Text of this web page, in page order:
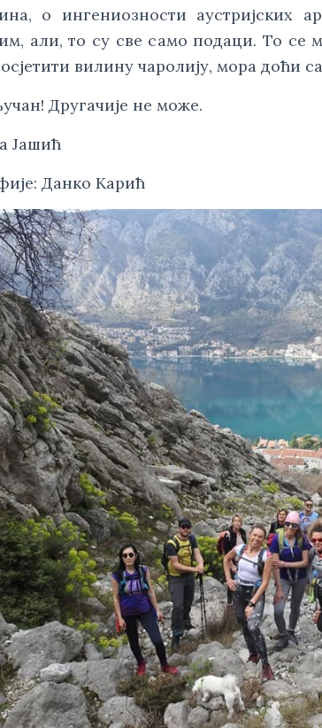
о ингениозности аустријских
али, то су све само подаци. То се
вилину чаролију, мора доћи
Другачије не може.
Јашић
Данко Карић